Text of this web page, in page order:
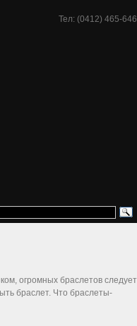
Тел: (0412) 465-646
огромных браслетов следует
браслет. Что браслеты-